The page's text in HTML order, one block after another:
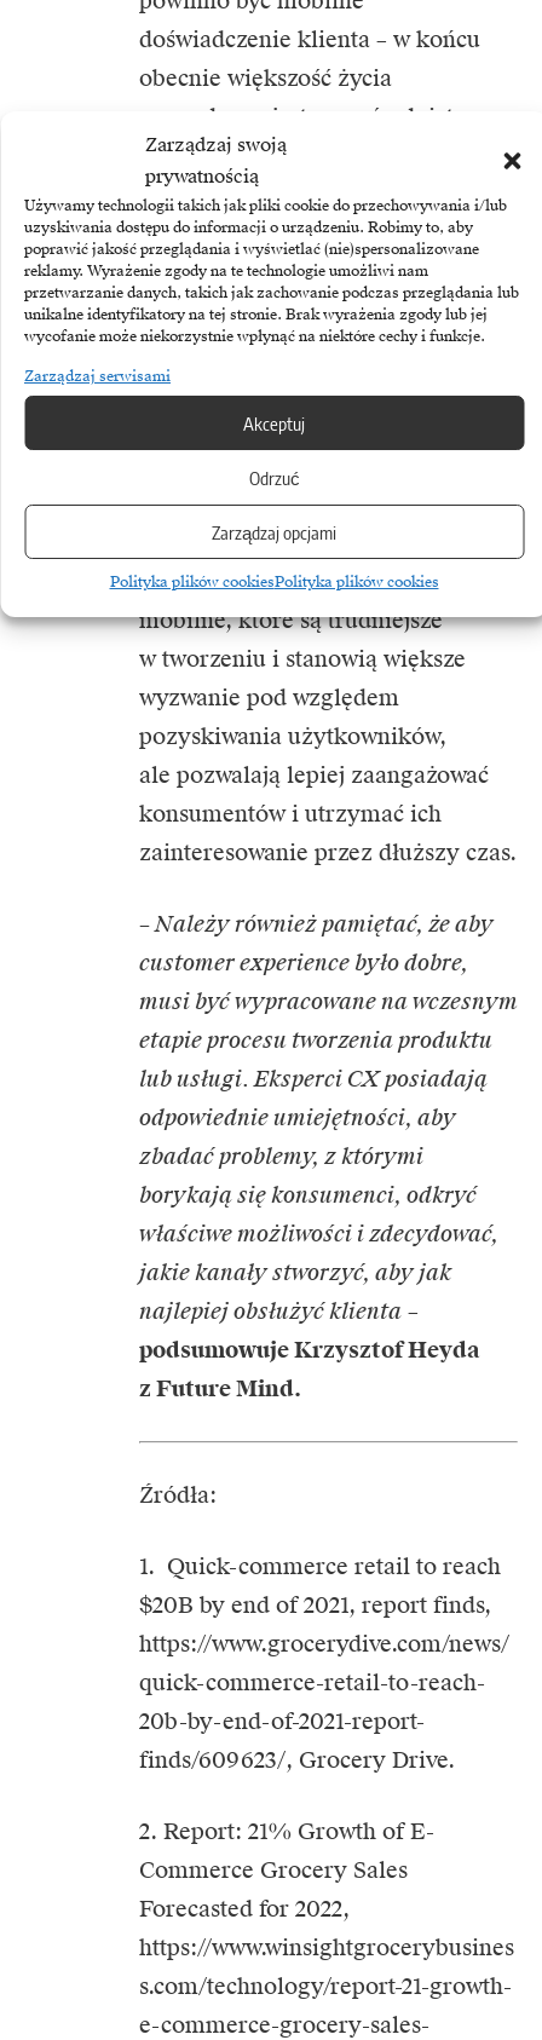
Zarządzaj swoją
prywatnością
Używamy technologii takich jak pliki cookie do przechowywania i/lub
uzyskiwania dostępu do informacji o urządzeniu. Robimy to, aby
poprawić jakość przeglądania i wyświetlać (nie)spersonalizowane
reklamy. Wyrażenie zgody na te technologie umożliwi nam
przetwarzanie danych, takich jak zachowanie podczas przeglądania lub
unikalne identyfikatory na tej stronie. Brak wyrażenia zgody lub jej
wycofanie może niekorzystnie wpłynąć na niektóre cechy i funkcje.
Zarządzaj serwisami
Akceptuj
Odrzuć
Zarządzaj opcjami
Polityka plików cookiesPolityka plików cookies
doświadczenie klienta – w końcu
obecnie większość życia
prowadzone jest za pośrednictwem
smartfonów. Według danych firmy
Sweor, zajmującej się
projektowaniem stron
internetowych, aż 57 proc.
internautów twierdzi, że nie poleci
firmy, która ma źle zaprojektowaną
stronę mobilną. Z drugiej strony,
aż 85 proc. dorosłych uważa,
tak samo dobra lub lepsza niż jej
desktopowa wersja. Do tego
dochodzą jeszcze aplikacje
mobilne, które są trudniejsze
w tworzeniu i stanowią większe
wyzwanie pod względem
pozyskiwania użytkowników,
ale pozwalają lepiej zaangażować
konsumentów i utrzymać ich
zainteresowanie przez dłuższy czas.
– Należy również pamiętać, że aby
customer experience było dobre,
musi być wypracowane na wczesnym
etapie procesu tworzenia produktu
lub usługi. Eksperci CX posiadają
odpowiednie umiejętności, aby
zbadać problemy, z którymi
borykają się konsumenci, odkryć
właściwe możliwości i zdecydować,
jakie kanały stworzyć, aby jak
najlepiej obsłużyć klienta –
podsumowuje Krzysztof Heyda
z Future Mind.
Źródła:
1. Quick-commerce retail to reach
$20B by end of 2021, report finds,
https://www.grocerydive.com/news/
quick-commerce-retail-to-reach-
20b-by-end-of-2021-report-
finds/609623/, Grocery Drive.
2. Report: 21% Growth of E-
Commerce Grocery Sales
Forecasted for 2022,
https://www.winsightgrocerybusines
s.com/technology/report-21-growth-
e-commerce-grocery-sales-